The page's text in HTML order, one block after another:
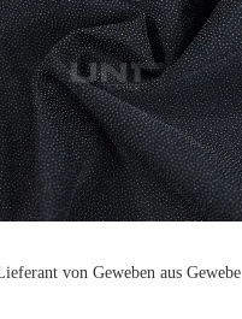
von Geweben aus Gewebe